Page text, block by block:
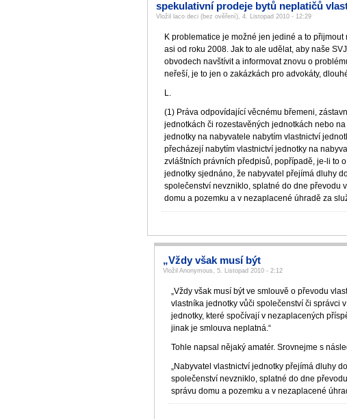
spekulativní prodeje bytů neplatičů
Vložil laco deci (bez ověření), 4. Listopad 2010 - 12:29
K problematice je možné jen jediné a to
asi od roku 2008. Jak to ale udělat, aby naše
obvodech navštívit a informovat znovu o
neřeší, je to jen o zakázkách pro advokáty,
L.
(1) Práva odpovídající věcnému břemeni,
jednotkách či rozestavěných jednotkách nebo
jednotky na nabyvatele nabytím vlastnictví
přecházejí nabytím vlastnictví jednotky na
zvláštních právních předpisů, popřípadě, je-li to
jednotky sjednáno, že nabyvatel přejímá dluhy
společenství nevzniklo, splatné do dne převodu
domu a pozemku a v nezaplacené úhradě za
„Vždy však musí být
Vložil Anonymous, 5. Listopad 2010 - 2:12
„Vždy však musí být ve smlouvě o převodu
vlastníka jednotky vůči společenství či správci
jednotky, které spočívají v nezaplacených
jinak je smlouva neplatná.“
Tohle napsal nějaký amatér. Srovnejme s
„Nabyvatel vlastnictví jednotky přejímá dluhy
společenství nevzniklo, splatné do dne
správu domu a pozemku a v nezaplacené